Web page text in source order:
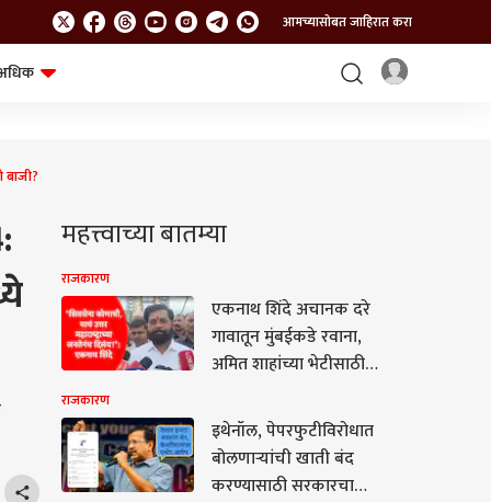
आमच्यासोबत जाहिरात करा
बाजी?
महत्त्वाच्या बातम्या
राजकारण
एकनाथ शिंदे अचानक दरे
गावातून मुंबईकडे रवाना,
अमित शाहांच्या भेटीसाठी
माहिती
राजकारण
इथेनॉल, पेपरफुटीविरोधात
बोलणाऱ्यांची खाती बंद
करण्यासाठी सरकारचा